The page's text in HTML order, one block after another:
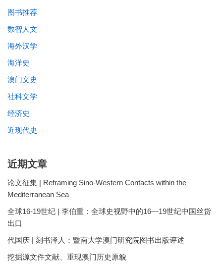
图书推荐
数智人文
海外汉学
海洋史
澳门文史
社科文学
经济史
近现代史
近期文章
论文征集 | Reframing Sino-Western Contacts within the
Mediterranean Sea
全球16-19世纪 | 李伯重：全球史视野中的16—19世纪中国丝货
出口
代国庆 | 刻书泽人：暨南大学澳门研究院图书出版评述
挖掘源文件文献、重现澳门历史原貌